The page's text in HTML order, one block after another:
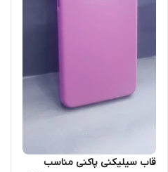
قاب سیلیکنی پاکنی مناسب